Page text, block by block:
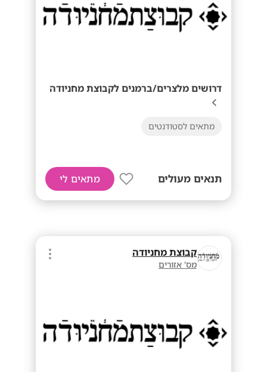
דרושים מלצרים/ברמנים לקבוצת מחניודה
מתאים לסטודנטים
תנאים מעולים מתאים לי
קבוצת מחניודה
מס' אזורים